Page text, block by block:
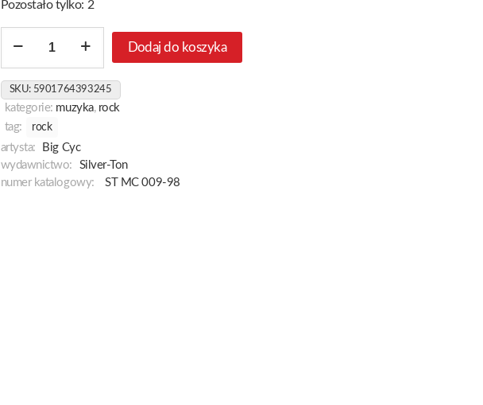
Pozostało tylko: 2
Dodaj do koszyka
SKU: 5901764393245
kategorie: muzyka, rock
tag:
rock
artysta:
Big Cyc
wydawnictwo:
Silver-Ton
numer katalogowy:
ST MC 009-98